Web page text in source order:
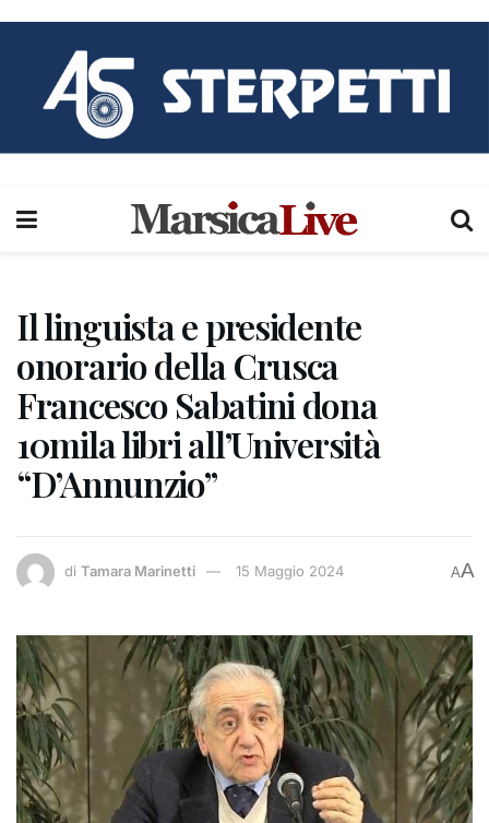
Il linguista e presidente
onorario della Crusca
Francesco Sabatini dona
10mila libri all’Università
“D’Annunzio”
di Tamara Marinetti 15 Maggio 2024 AA